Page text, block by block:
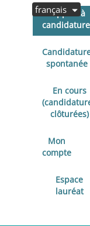
Appels à
spontanée
En cours
clôturées)
Mon
compte
Espace
lauréat
français